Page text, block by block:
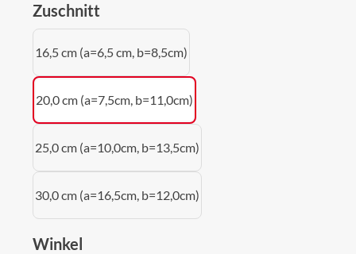
Zuschnitt
16,5 cm (a=6,5 cm, b=8,5cm)
20,0 cm (a=7,5cm, b=11,0cm)
25,0 cm (a=10,0cm, b=13,5cm)
30,0 cm (a=16,5cm, b=12,0cm)
Winkel